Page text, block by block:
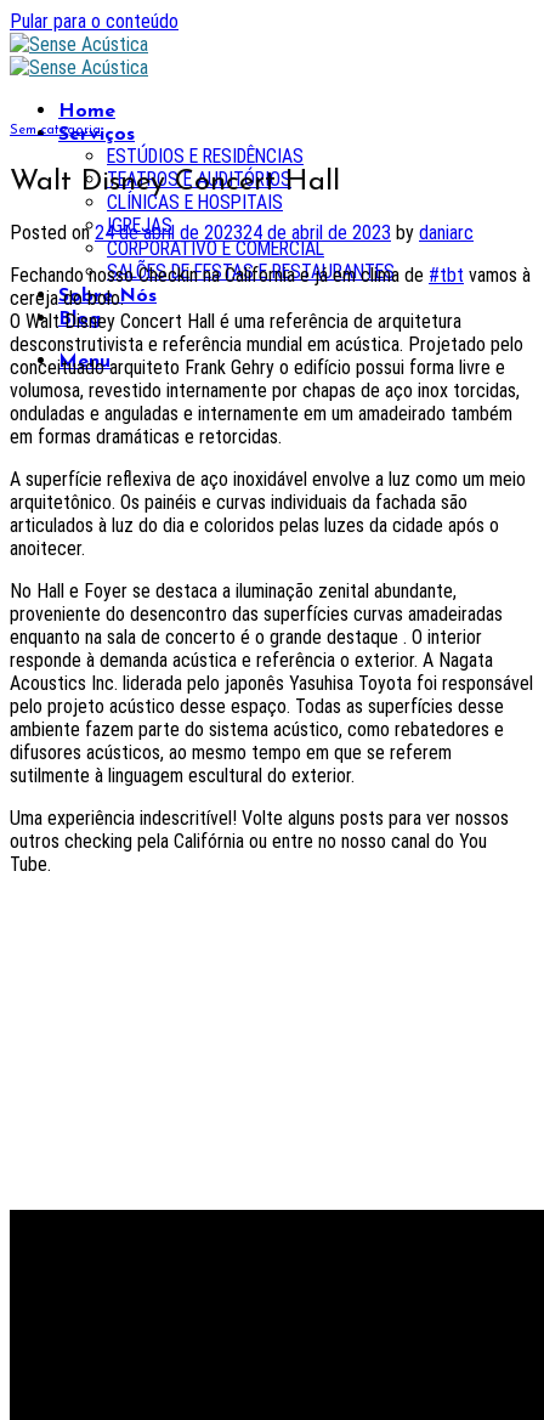
Pular para o conteúdo
Home
Serviços
ESTÚDIOS E RESIDÊNCIAS
TEATROS E AUDITÓRIOS
CLÍNICAS E HOSPITAIS
IGREJAS
CORPORATIVO E COMERCIAL
SALÕES DE FESTAS E RESTAURANTES
Sobre Nós
Blog
Menu
Sem categoria
Walt Disney Concert Hall
Posted on24 de abril de 202324 de abril de 2023 by daniarc
Fechando nosso Checkin na California e já em clima de #tbt vamos à
cereja do bolo.
O Walt Disney Concert Hall é uma referência de arquitetura
desconstrutivista e referência mundial em acústica. Projetado pelo
conceituado arquiteto Frank Gehry o edifício possui forma livre e
volumosa, revestido internamente por chapas de aço inox torcidas,
onduladas e anguladas e internamente em um amadeirado também
em formas dramáticas e retorcidas.
A superfície reflexiva de aço inoxidável envolve a luz como um meio
arquitetônico. Os painéis e curvas individuais da fachada são
articulados à luz do dia e coloridos pelas luzes da cidade após o
anoitecer.
No Hall e Foyer se destaca a iluminação zenital abundante,
proveniente do desencontro das superfícies curvas amadeiradas
enquanto na sala de concerto é o grande destaque . O interior
responde à demanda acústica e referência o exterior. A Nagata
Acoustics Inc. liderada pelo japonês Yasuhisa Toyota foi responsável
pelo projeto acústico desse espaço. Todas as superfícies desse
ambiente fazem parte do sistema acústico, como rebatedores e
difusores acústicos, ao mesmo tempo em que se referem
sutilmente à linguagem escultural do exterior.
Uma experiência indescritível! Volte alguns posts para ver nossos
outros checking pela Califórnia ou entre no nosso canal do You
Tube.